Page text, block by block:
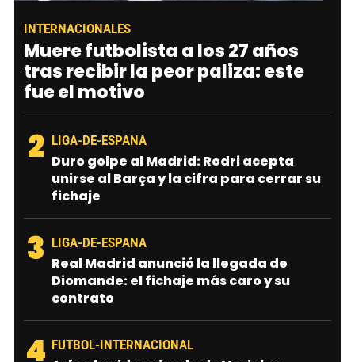
INTERNACIONALES
Muere futbolista a los 27 años
tras recibir la peor paliza: este
fue el motivo
2 LIGA-DE-ESPANA
Duro golpe al Madrid: Rodri acepta
unirse al Barça y la cifra para cerrar su
fichaje
3 LIGA-DE-ESPANA
Real Madrid anunció la llegada de
Diomande: el fichaje más caro y su
contrato
4 FUTBOL-INTERNACIONAL